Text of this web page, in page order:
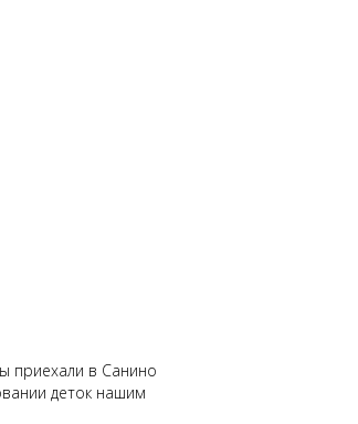
приехали в Санино
деток нашим